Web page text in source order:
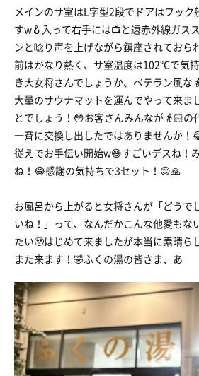
メインのサ室はL字型2段でドアはフック
すw🪝入って右手には📺と遠赤外線ガス
ンと唸り声を上げながら鎮座されておら
前はかなり熱く、サ室温度は102℃で気
き大女将さんでしょうか、ベテラン風な
大量のサウナマットを運んでやって来ま
とでしょう！😳お客さんみんなが👵🏻の
一斉に交換し出したではありませんか！
従えでお手伝い開始w😅すごいデスね！
ね！😂感謝の気持ちで3セット！😌🙏
お風呂から上がると女将さんが「どうで
いね！」って、なんだかこんな他愛もな
たい🥹はじめて来ましたが本当に素晴ら
また来ます！🤣ふくの湯の皆さま、あ